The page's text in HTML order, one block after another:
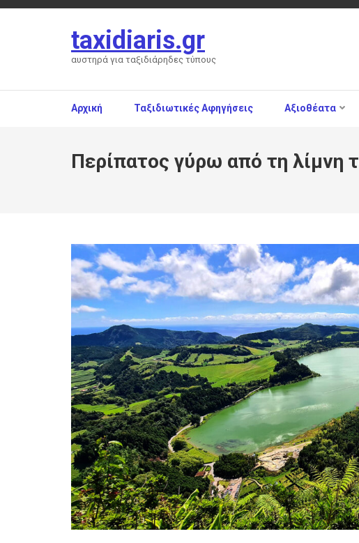
Skip
taxidiaris.gr
αυστηρά για ταξιδιάρηδες τύπους
Αρχική Ταξιδιωτικές Αφηγήσεις Αξιοθέατα
Περίπατος γύρω από τη λίμνη